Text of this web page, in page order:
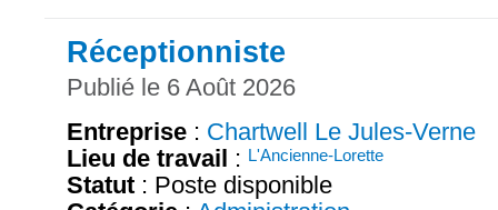
Réceptionniste
Publié le 6 Août 2026
Entreprise : Chartwell Le Jules-Verne
Lieu de travail : L'Ancienne-Lorette
Statut : Poste disponible